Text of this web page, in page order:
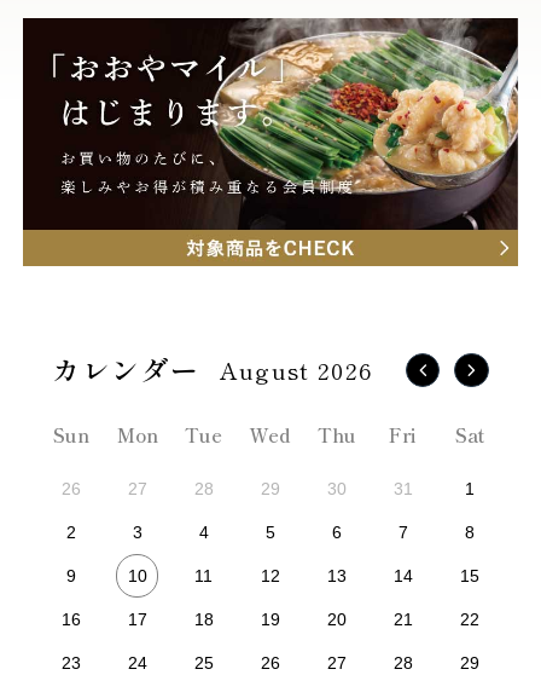
August 2026
Sun Mon Tue Wed Thu Fri Sat
26 27 28 29 30 31 1
2 3 4 5 6 7 8
9 10 11 12 13 14 15
16 17 18 19 20 21 22
23 24 25 26 27 28 29